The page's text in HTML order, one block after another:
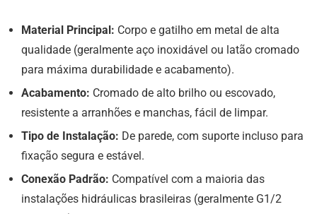
Material Principal: Corpo e gatilho em metal de alta
qualidade (geralmente aço inoxidável ou latão cromado
para máxima durabilidade e acabamento).
Acabamento: Cromado de alto brilho ou escovado,
resistente a arranhões e manchas, fácil de limpar.
Tipo de Instalação: De parede, com suporte incluso para
fixação segura e estável.
Conexão Padrão: Compatível com a maioria das
instalações hidráulicas brasileiras (geralmente G1/2